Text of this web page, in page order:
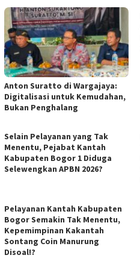
Anton Suratto di Wargajaya:
Digitalisasi untuk Kemudahan,
Bukan Penghalang
Selain Pelayanan yang Tak
Menentu, Pejabat Kantah
Kabupaten Bogor 1 Diduga
Selewengkan APBN 2026?
Pelayanan Kantah Kabupaten
Bogor Semakin Tak Menentu,
Kepemimpinan Kakantah
Sontang Coin Manurung
Disoal!?